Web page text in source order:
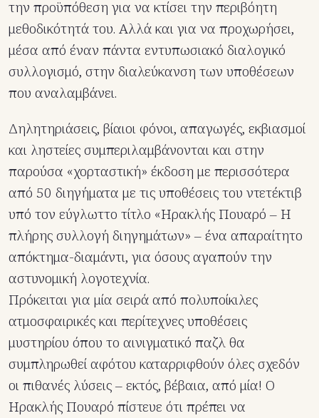
την προϋπόθεση για να κτίσει την περιβόητη
μεθοδικότητά του. Αλλά και για να προχωρήσει,
μέσα από έναν πάντα εντυπωσιακό διαλογικό
συλλογισμό, στην διαλεύκανση των υποθέσεων
που αναλαμβάνει.
Δηλητηριάσεις, βίαιοι φόνοι, απαγωγές, εκβιασμοί
και ληστείες συμπεριλαμβάνονται και στην
παρούσα «χορταστική» έκδοση με περισσότερα
από 50 διηγήματα με τις υποθέσεις του ντετέκτιβ
υπό τον εύγλωττο τίτλο «Ηρακλής Πουαρό – Η
πλήρης συλλογή διηγημάτων» – ένα απαραίτητο
απόκτημα-διαμάντι, για όσους αγαπούν την
αστυνομική λογοτεχνία.
Πρόκειται για μία σειρά από πολυποίκιλες
ατμοσφαιρικές και περίτεχνες υποθέσεις
μυστηρίου όπου το αινιγματικό παζλ θα
συμπληρωθεί αφότου καταρριφθούν όλες σχεδόν
οι πιθανές λύσεις – εκτός, βέβαια, από μία! Ο
Ηρακλής Πουαρό πίστευε ότι πρέπει να